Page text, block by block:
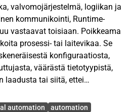
valvomojärjestelmä, logiikan ja
kommunikointi, Runtime-
vastaavat toisiaan. Poikkeama
prosessi- tai laitevikaa. Se
konfiguraatiosta,
väärästä tietotyypistä,
laadusta tai siitä, ettei
automation automation